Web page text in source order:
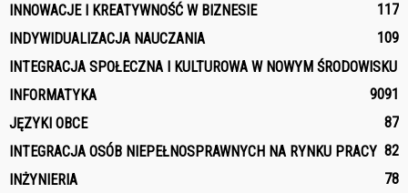
INNOWACJE I KREATYWNOŚĆ W BIZNESIE
117
INDYWIDUALIZACJA NAUCZANIA
109
INTEGRACJA SPOŁECZNA I KULTUROWA W NOWYM ŚRODOWISKU
91
INFORMATYKA
90
JĘZYKI OBCE
87
INTEGRACJA OSÓB NIEPEŁNOSPRAWNYCH NA RYNKU PRACY 82
INŻYNIERIA
78